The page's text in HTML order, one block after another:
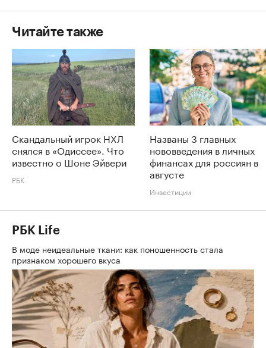
Читайте также
Скандальный игрок НХЛ
снялся в «Одиссее». Что
известно о Шоне Эйвери
РБК
Названы 3 главных
нововведения в личных
финансах для россиян в
августе
Инвестиции
РБК Life
В моде неидеальные ткани: как поношенность стала
признаком хорошего вкуса